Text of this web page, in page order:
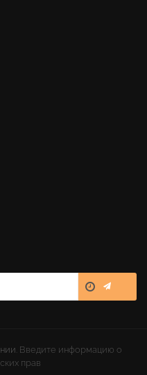
. Введите информацию о
прав